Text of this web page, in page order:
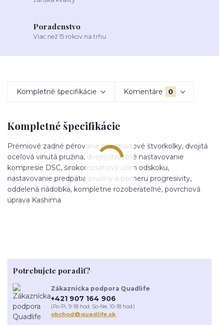
Poradenstvo
Viac než 15 rokov na trhu
Kompletné špecifikácie Komentáre 0
Kompletné špecifikácie
Prémiové zadné pérovanie pre športové štvorkolky, dvojitá
oceľová vinutá pružina, dvojrýchlostné nastavovanie
kompresie DSC, širokorozsahový útlm odskoku,
nastavovanie predpätia pružiny a pomeru progresivity,
oddelená nádobka, kompletne rozoberateľné, povrchová
úprava Kashima
Potrebujete poradiť?
Zákaznícka podpora Quadlife
+421 907 164 906
(Po-Pi, 9-18 hod. So-Ne, 10-18 hod.)
obchod@quadlife.sk